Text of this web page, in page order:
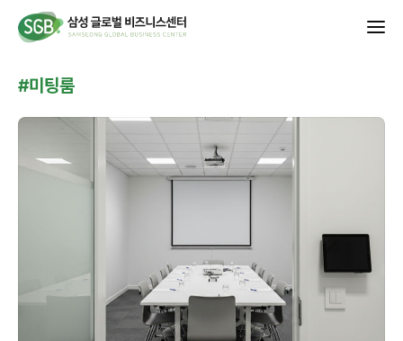
#미팅룸